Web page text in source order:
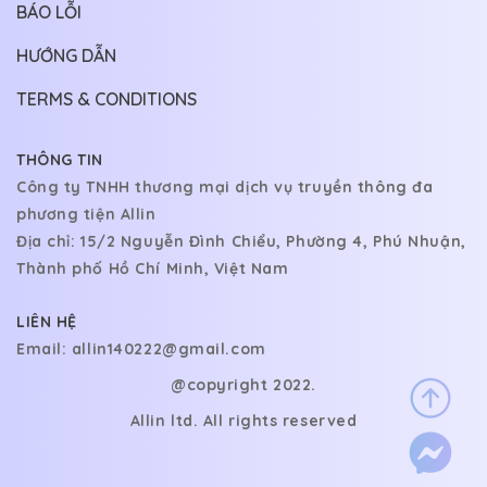
CHƯƠNG 117
CHƯƠNG 116 10/06/2026
CHƯƠNG 115
CHƯƠNG 114 10/06/2026
CHƯƠNG 113 10/06/2026
CHƯƠNG 112 10/06/2026
CHƯƠNG 111
THÔNG TIN
Công ty TNHH thương mại dịch vụ truyền thông đa
phương tiện Allin
Địa chỉ: 15/2 Nguyễn Đình Chiểu, Phường 4, Phú Nhuận,
Thành phố Hồ Chí Minh, Việt Nam
LIÊN HỆ
Email: allin140222@gmail.com
@copyright 2022.
Allin ltd. All rights reserved
BÁO LỖI
HƯỚNG DẪN
TERMS & CONDITIONS